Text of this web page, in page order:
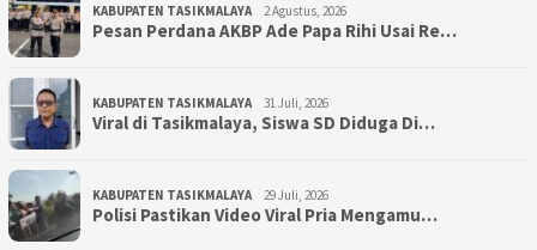
KABUPATEN TASIKMALAYA 2 Agustus, 2026
Pesan Perdana AKBP Ade Papa Rihi Usai Re…
KABUPATEN TASIKMALAYA 31 Juli, 2026
Viral di Tasikmalaya, Siswa SD Diduga Di…
KABUPATEN TASIKMALAYA 29 Juli, 2026
Polisi Pastikan Video Viral Pria Mengamu…